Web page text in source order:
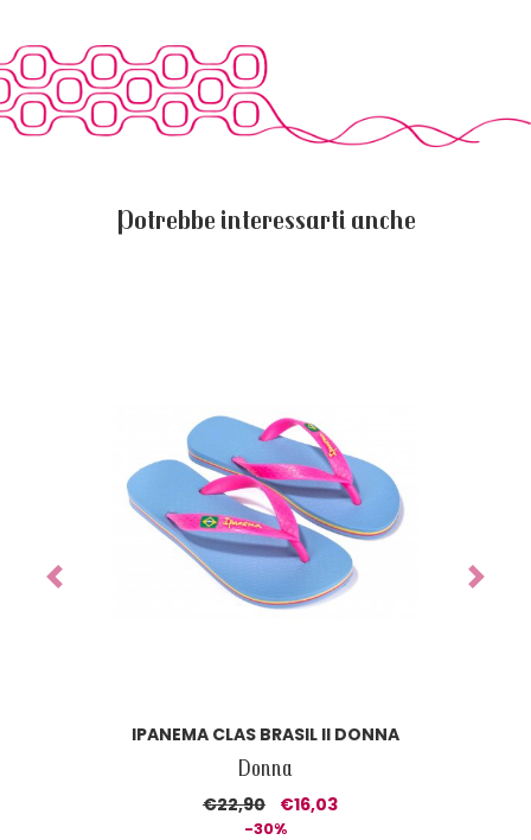
Potrebbe interessarti anche
IPANEMA CLAS BRASIL II DONNA
Donna
€22,90 €16,03
-30%
Previous Next